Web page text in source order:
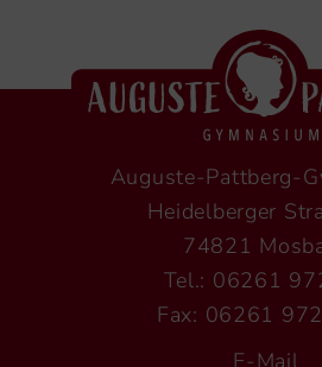
Auguste-Pattberg-
Heidelberger
74821
Tel.: 06261
Fax: 06261
E-Mail